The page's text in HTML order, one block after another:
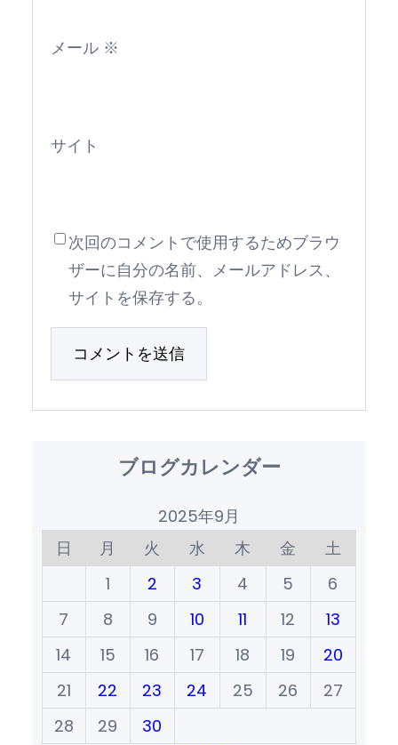
メール ※
サイト
次回のコメントで使用するためブラウ
ザーに自分の名前、メールアドレス、
サイトを保存する。
ブログカレンダー
2025年9月
日
月 火 水 木 金
土
1
2 3 4 5
6
7
8 9 10 11 12
13
14
15 16 17 18 19
20
21
22 23 24 25 26
27
28
29
30